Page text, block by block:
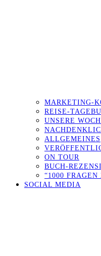
MARKETING-
REISE-
UNSERE
ALLGEMEINES
ON TOUR
BUCH-
“1000
SOCIAL MEDIA